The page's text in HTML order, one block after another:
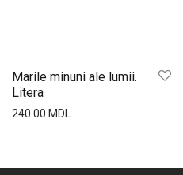
Marile minuni ale lumii.
Litera
240.00 MDL